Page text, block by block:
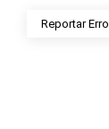
Reportar Erro